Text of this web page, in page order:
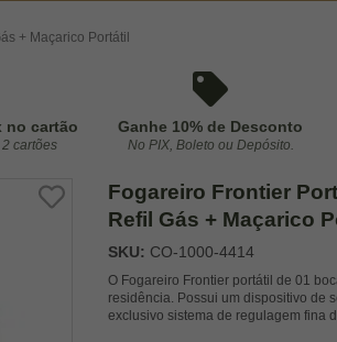
+ Maçarico Portátil
no cartão
cartões
Ganhe 10% de Desconto
No PIX, Boleto ou Depósito.
Fogareiro Frontier
Refil Gás + Maçarico
SKU: CO-1000-4414
O Fogareiro Frontier portátil de 01
residência. Possui um dispositivo de
exclusivo sistema de regulagem fina